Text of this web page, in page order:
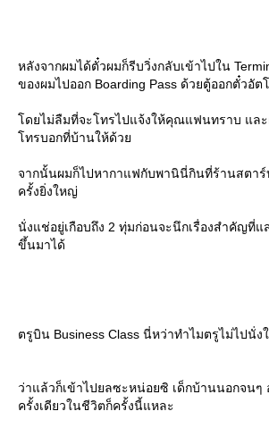
หลังจากผมได้ตั๋วผมก็รีบวิ่งกลับเข้าไปใน
ของผมไปออก Boarding Pass ด้วยตู้ออกตั๋วอัต
ดยไม่ลืมที่จะโทรไปแจ้งให้คุณแฟนทราบ แ
ทรบอกที่บ้านให้ด้ว
จากนั้นผมก็ไปหากาแฟกับพานินี่กินที่ร้านสตา
ครั้งยิ่งใหญ่
นั่งแช่อยู่เกือบถึง 2 ทุ่มก่อนจะนึกเรื่องสำคัญที่แ
ขึ้นมาได้
ตรูบิน Business Class นี่หว่าทำไมตรูไม่ไปนั่ง
ว่าแล้วก็เข้าไปยลซะหน่อยซิ เด็กบ้านนอกจนๆ
ครั้งเดียวในชีวิตก็ครั้งนี้แหละ